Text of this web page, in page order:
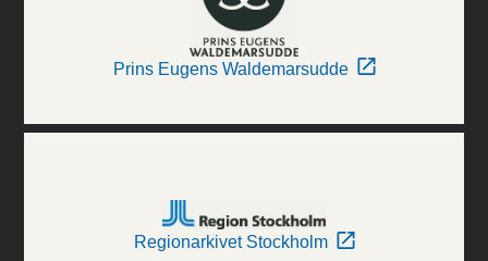
Prins Eugens Waldemarsudde
Regionarkivet Stockholm